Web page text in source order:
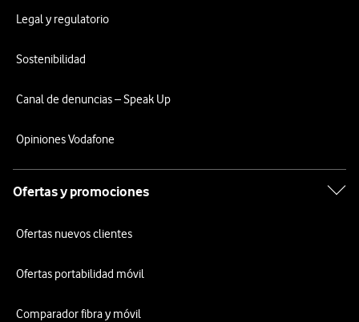
Legal y regulatorio
Sostenibilidad
Canal de denuncias – Speak Up
Opiniones Vodafone
Ofertas y promociones
Ofertas nuevos clientes
Ofertas portabilidad móvil
Comparador fibra y móvil